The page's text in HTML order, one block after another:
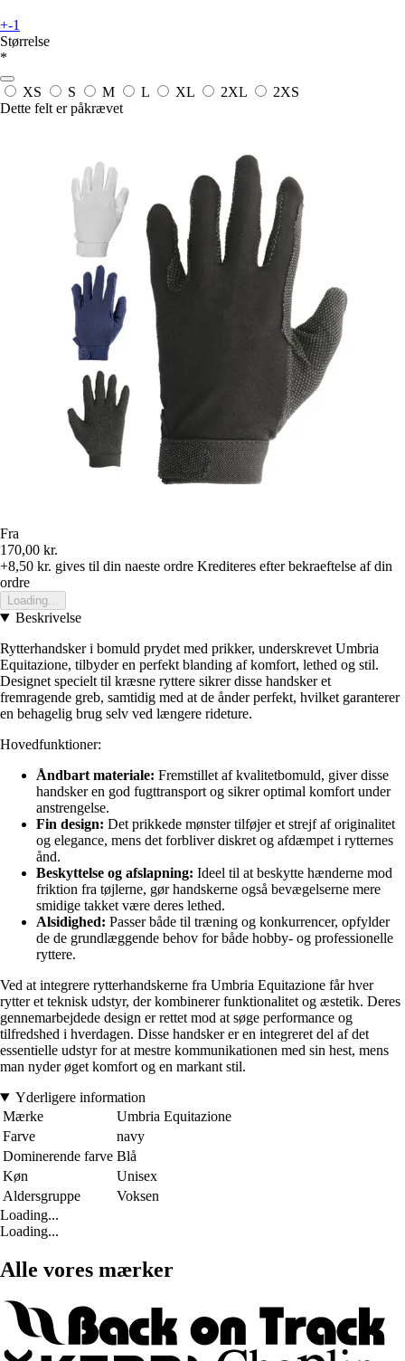
+-1
Størrelse
*
XS S M L XL 2XL
2XS
Dette felt er påkrævet
Fra
170,00 kr.
+8,50 kr. gives til din naeste ordre Krediteres efter bekraeftelse af din
ordre
Loading...
Beskrivelse
Rytterhandsker i bomuld prydet med prikker, underskrevet Umbria
Equitazione, tilbyder en perfekt blanding af komfort, lethed og stil.
Designet specielt til kræsne ryttere sikrer disse handsker et
fremragende greb, samtidig med at de ånder perfekt, hvilket garanterer
en behagelig brug selv ved længere rideture.
Hovedfunktioner:
Åndbart materiale: Fremstillet af kvalitetbomuld, giver disse
handsker en god fugttransport og sikrer optimal komfort under
anstrengelse.
Fin design: Det prikkede mønster tilføjer et strejf af originalitet
og elegance, mens det forbliver diskret og afdæmpet i rytternes
ånd.
Beskyttelse og afslapning: Ideel til at beskytte hænderne mod
friktion fra tøjlerne, gør handskerne også bevægelserne mere
smidige takket være deres lethed.
Alsidighed: Passer både til træning og konkurrencer, opfylder
de de grundlæggende behov for både hobby- og professionelle
ryttere.
Ved at integrere rytterhandskerne fra Umbria Equitazione får hver
rytter et teknisk udstyr, der kombinerer funktionalitet og æstetik. Deres
gennemarbejdede design er rettet mod at søge performance og
tilfredshed i hverdagen. Disse handsker er en integreret del af det
essentielle udstyr for at mestre kommunikationen med sin hest, mens
man nyder øget komfort og en markant stil.
Yderligere information
Mærke
Umbria Equitazione
Farve
navy
Dominerende farve Blå
Køn
Unisex
Aldersgruppe
Voksen
Loading...
Loading...
Alle vores mærker